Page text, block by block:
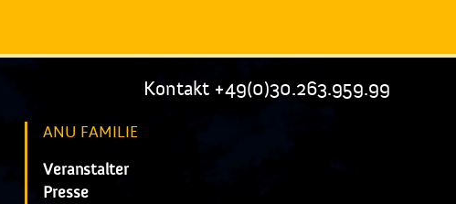
Kontakt +49(0)30.263.959.99
ANU FAMILIE
Veranstalter
Presse